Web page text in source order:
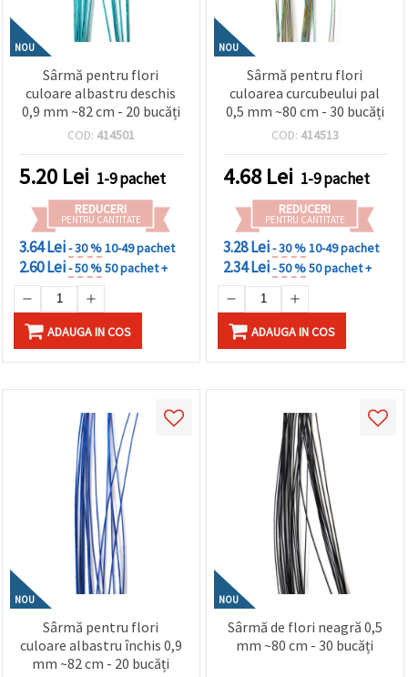
NOU
Sârmă pentru flori
culoare albastru deschis
0,9 mm ~82 cm - 20 bucăți
COD: 414501
5.20 Lei 1-9 pachet
REDUCERI
PENTRU CANTITATE
3.64 Lei- 30 %10-49 pachet
2.60 Lei- 50 %50 pachet +
ADAUGA IN COS
NOU
Sârmă pentru flori
culoarea curcubeului pal
0,5 mm ~80 cm - 30 bucăți
COD: 414513
4.68 Lei 1-9 pachet
REDUCERI
PENTRU CANTITATE
3.28 Lei- 30 %10-49 pachet
2.34 Lei- 50 %50 pachet +
ADAUGA IN COS
NOU
Sârmă pentru flori
culoare albastru închis 0,9
mm ~82 cm - 20 bucăți
NOU
Sârmă de flori neagră 0,5
mm ~80 cm - 30 bucăți